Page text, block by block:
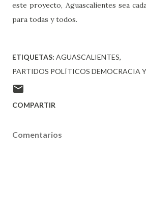
este proyecto, Aguascalientes sea
para todas y todos.
ETIQUETAS: AGUASCALIENTES
PARTIDOS POLÍTICOS DEMOCRACIA
COMPARTIR
Comentarios